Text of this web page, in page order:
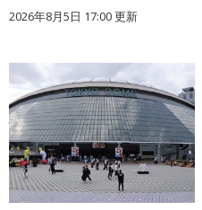
2026年8月5日 17:00更新